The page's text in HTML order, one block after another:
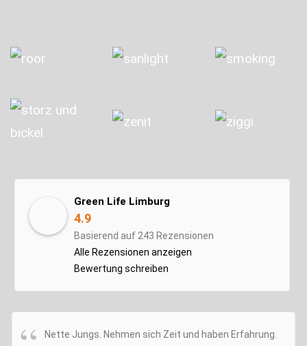
Green Life Limburg
4.9
Basierend auf 243 Rezensionen
Alle Rezensionen anzeigen
Bewertung schreiben
Nette Jungs. Nehmen sich Zeit und haben Erfahrung.